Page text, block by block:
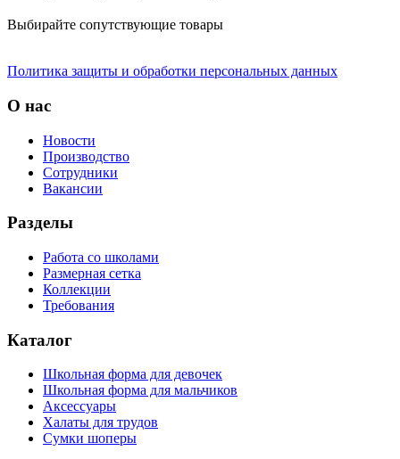
Выбирайте сопутствующие товары
Политика защиты и обработки персональных данных
О нас
Новости
Производство
Сотрудники
Вакансии
Разделы
Работа со школами
Размерная сетка
Коллекции
Требования
Каталог
Школьная форма для девочек
Школьная форма для мальчиков
Аксессуары
Халаты для трудов
Сумки шоперы